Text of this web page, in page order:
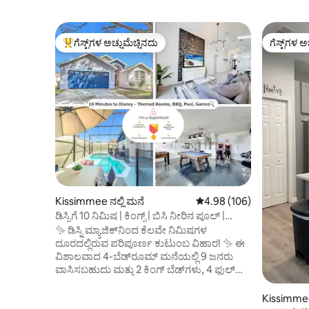
ಗೆಸ್ಟ್‌ಗಳಿಗೆ ಅತಿ ಹೆಚ್ಚು ಅಚ್ಚುಮೆಚ್ಚಿನದು
ಗೆಸ್ಟ್‌ಗಳ ಅಚ್ಚುಮೆಚ್ಚಿನದು
Kissimmee ನಲ್ಲಿ ಮನೆ 5 ರಲ್ಲಿ 4.98 ಸರಾಸರಿ
4.98 (106)
ಡಿಸ್ನಿಗೆ 10 ನಿಮಿಷ | ಕಿಂಗ್ಸ್ | ಬಿಸಿ ನೀರಿನ ಪೂಲ್ |
ಆಟಗಳು
✨ ಡಿಸ್ನಿ ಮ್ಯಾಜಿಕ್‌ನಿಂದ ಕೆಲವೇ ನಿಮಿಷಗಳ
ದೂರದಲ್ಲಿರುವ ಪರಿಪೂರ್ಣ ಕುಟುಂಬ ವಿಹಾರ! ✨ ಈ
ವಿಶಾಲವಾದ 4-ಬೆಡ್‌ರೂಮ್ ಮನೆಯಲ್ಲಿ 9 ಜನರು
ವಾಸಿಸಬಹುದು ಮತ್ತು 2 ಕಿಂಗ್ ಬೆಡ್‌ಗಳು, 4 ಫುಲ್
ಗೆಸ್ಟ್‌ಗಳ
ಗೆಸ್ಟ್‌ಗಳ